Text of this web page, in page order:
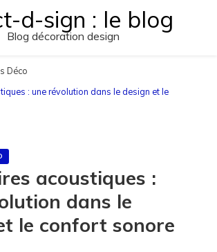
d-sign : le blog
Blog décoration design
Déco
: une révolution dans le design et le
acoustiques :
dans le
le confort sonore